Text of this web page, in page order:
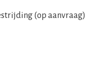
(op aanvraag)